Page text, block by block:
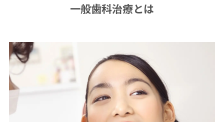
一般歯科治療とは